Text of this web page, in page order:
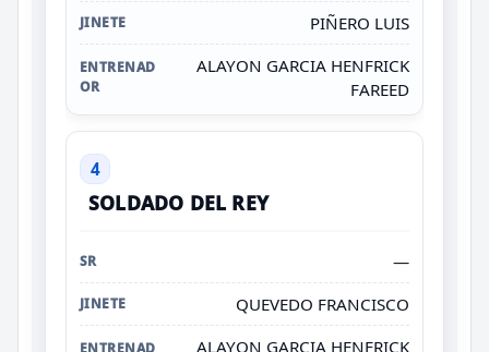
PIÑERO LUIS
ALAYON GARCIA HENFRICK
FAREED
4
SOLDADO DEL REY
—
QUEVEDO FRANCISCO
ALAYON GARCIA HENFRICK